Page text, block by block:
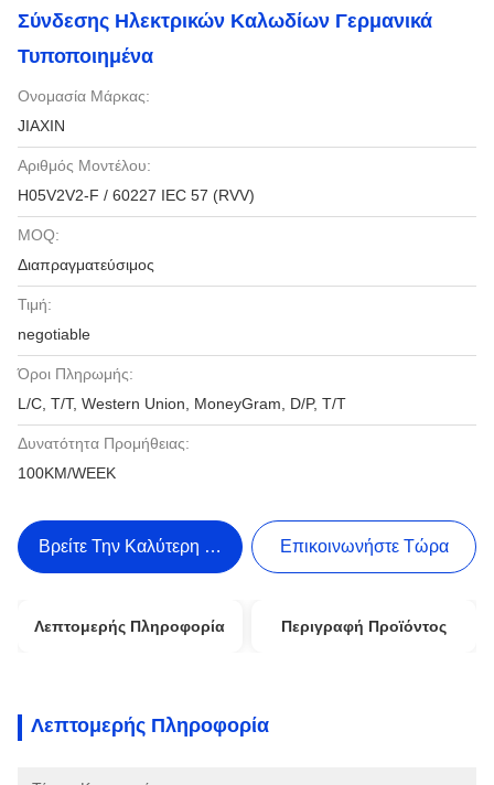
Σύνδεσης Ηλεκτρικών Καλωδίων Γερμανικά
Τυποποιημένα
Ονομασία Μάρκας:
JIAXIN
Αριθμός Μοντέλου:
H05V2V2-F / 60227 IEC 57 (RVV)
MOQ:
Διαπραγματεύσιμος
Τιμή:
negotiable
Όροι Πληρωμής:
L/C, T/T, Western Union, MoneyGram, D/P, T/T
Δυνατότητα Προμήθειας:
100KM/WEEK
Βρείτε Την Καλύτερη Τιμή Επικοινωνήστε Τώρα
Λεπτομερής Πληροφορία Περιγραφή Προϊόντος
Λεπτομερής Πληροφορία